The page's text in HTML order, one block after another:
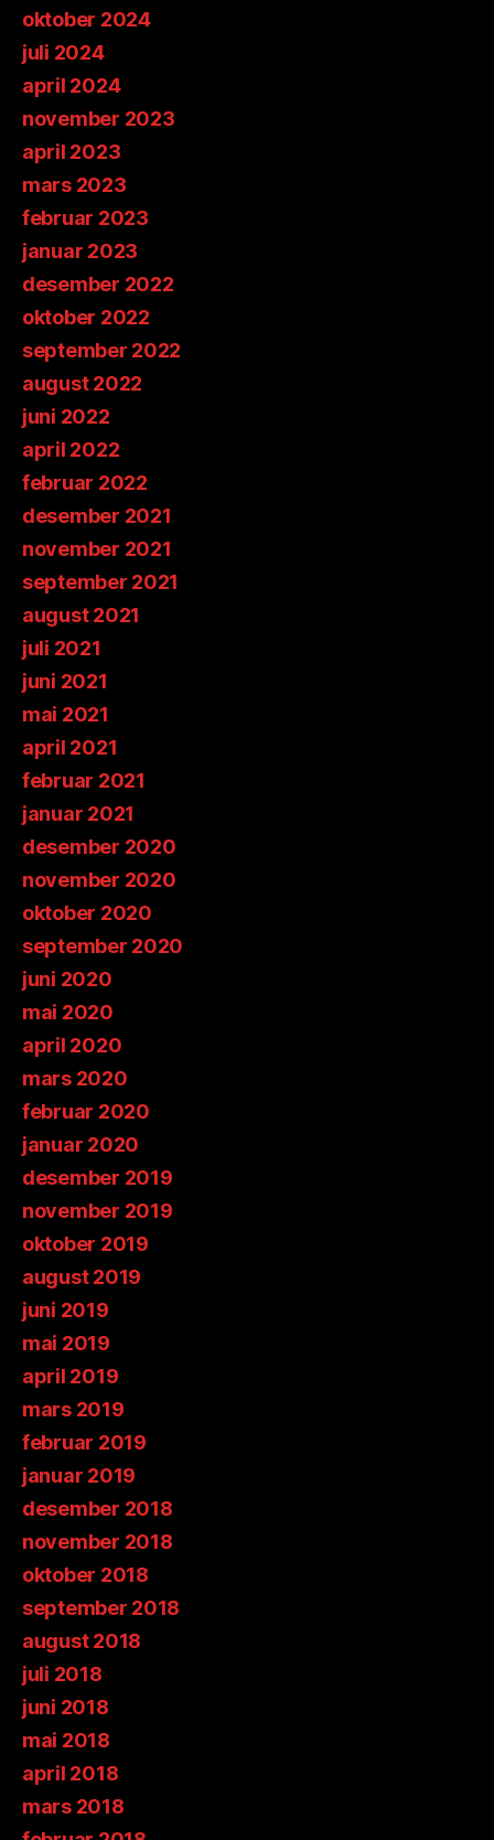
oktober 2024
juli 2024
april 2024
november 2023
april 2023
mars 2023
februar 2023
januar 2023
desember 2022
oktober 2022
september 2022
august 2022
juni 2022
april 2022
februar 2022
desember 2021
november 2021
september 2021
august 2021
juli 2021
juni 2021
mai 2021
april 2021
februar 2021
januar 2021
desember 2020
november 2020
oktober 2020
september 2020
juni 2020
mai 2020
april 2020
mars 2020
februar 2020
januar 2020
desember 2019
november 2019
oktober 2019
august 2019
juni 2019
mai 2019
april 2019
mars 2019
februar 2019
januar 2019
desember 2018
november 2018
oktober 2018
september 2018
august 2018
juli 2018
juni 2018
mai 2018
april 2018
mars 2018